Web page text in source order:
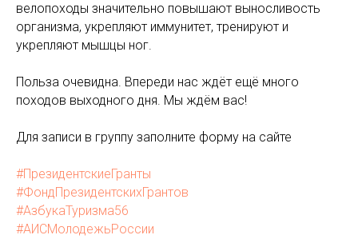
велопоходы значительно повышают выносливость
организма, укрепляют иммунитет, тренируют и
укрепляют мышцы ног.
Польза очевидна. Впереди нас ждёт ещё много
походов выходного дня. Мы ждём вас!
Для записи в группу заполните форму на сайте
#ПрезидентскиеГранты
#ФондПрезидентскихГрантов
#АзбукаТуризма56
#АИСМолодежьРоссии